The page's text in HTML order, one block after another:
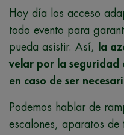
Hoy día los acceso
todo evento para
pueda asistir. Así,
la
velar por la seguridad
en caso de ser
Podemos hablar de
escalones, aparatos de